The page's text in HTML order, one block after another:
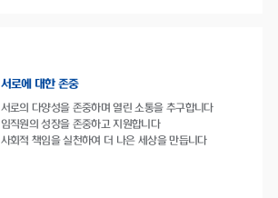
서로에 대한 존중
서로의 다양성을 존중하며 열린 소통을 추구합니다
임직원의 성장을 존중하고 지원합니다
사회적 책임을 실천하여 더 나은 세상을 만듭니다